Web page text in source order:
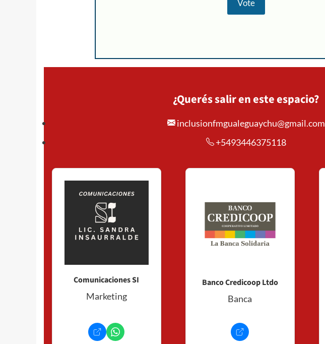
¿Querés salir en este espacio?
inclusionfmgualeguaychu@gmail.com
+5493446375118
Comunicaciones SI
Marketing
Banco Credicoop Ltdo
Banca